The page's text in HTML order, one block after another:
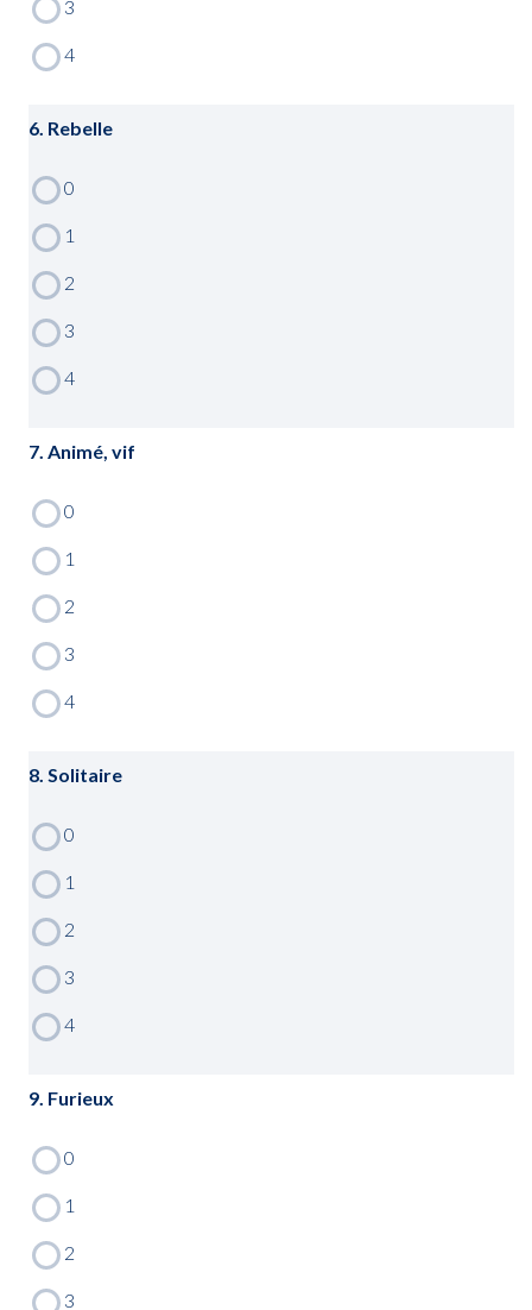
6. Rebelle
7. Animé, vif
8. Solitaire
9. Furieux